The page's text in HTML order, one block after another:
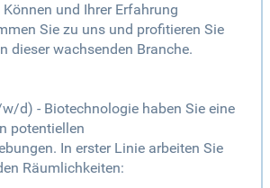
und Ihrer Erfahrung
Sie zu uns und profitieren Sie
dieser wachsenden Branche.
d) - Biotechnologie haben Sie eine
potentiellen
In erster Linie arbeiten Sie
Räumlichkeiten: